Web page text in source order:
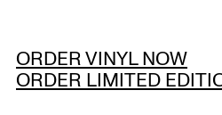
ORDER VINYL NOW
ORDER LIMITED